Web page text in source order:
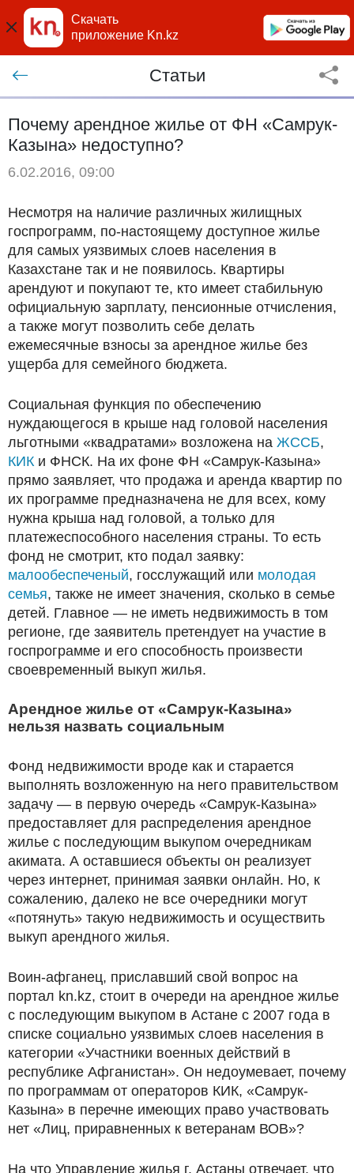
Скачать
приложение Kn.kz
Статьи
Почему арендное жилье от ФН «Самрук-
Казына» недоступно?
6.02.2016, 09:00
Несмотря на наличие различных жилищных
госпрограмм, по-настоящему доступное жилье
для самых уязвимых слоев населения в
Казахстане так и не появилось. Квартиры
арендуют и покупают те, кто имеет стабильную
официальную зарплату, пенсионные отчисления,
а также могут позволить себе делать
ежемесячные взносы за арендное жилье без
ущерба для семейного бюджета.
Социальная функция по обеспечению
нуждающегося в крыше над головой населения
льготными «квадратами» возложена на ЖССБ,
КИК и ФНСК. На их фоне ФН «Самрук-Казына»
прямо заявляет, что продажа и аренда квартир по
их программе предназначена не для всех, кому
нужна крыша над головой, а только для
платежеспособного населения страны. То есть
фонд не смотрит, кто подал заявку:
малообеспеченый, госслужащий или молодая
семья, также не имеет значения, сколько в семье
детей. Главное — не иметь недвижимость в том
регионе, где заявитель претендует на участие в
госпрограмме и его способность произвести
своевременный выкуп жилья.
Арендное жилье от «Самрук-Казына»
нельзя назвать социальным
Фонд недвижимости вроде как и старается
выполнять возложенную на него правительством
задачу — в первую очередь «Самрук-Казына»
предоставляет для распределения арендное
жилье с последующим выкупом очередникам
акимата. А оставшиеся объекты он реализует
через интернет, принимая заявки онлайн. Но, к
сожалению, далеко не все очередники могут
«потянуть» такую недвижимость и осуществить
выкуп арендного жилья.
Воин-афганец, приславший свой вопрос на
портал kn.kz, стоит в очереди на арендное жилье
с последующим выкупом в Астане с 2007 года в
списке социально уязвимых слоев населения в
категории «Участники военных действий в
республике Афганистан». Он недоумевает, почему
по программам от операторов КИК, «Самрук-
Казына» в перечне имеющих право участвовать
нет «Лиц, приравненных к ветеранам ВОВ»?
На что Управление жилья г. Астаны отвечает, что